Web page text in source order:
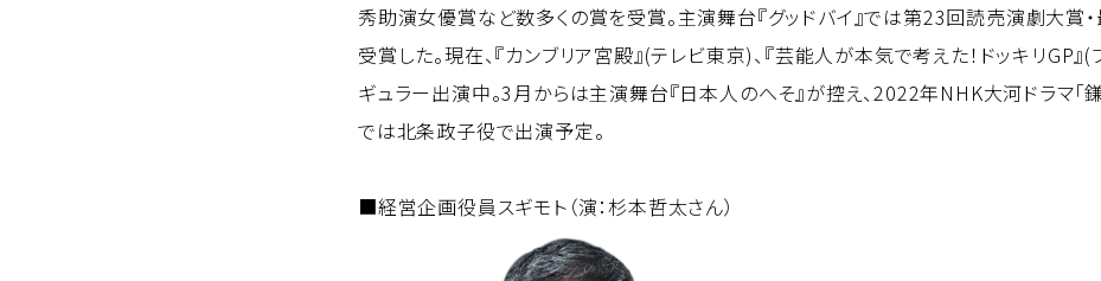
秀助演女優賞など数多くの賞を受賞。主演舞台『グッドバイ』では第23回読売演劇大賞
受賞した。現在、『カンブリア宮殿』(テレビ東京)、『芸能人が本気で考えた！ドッキリGP』
ギュラー出演中。3月からは主演舞台『日本人のへそ』が控え、2022年NHK大河ドラマ「
では北条政子役で出演予定。
■経営企画役員スギモト（演：杉本哲太さん）